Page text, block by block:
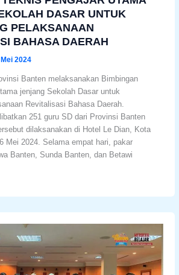
DASAR UNTUK
PELAKSANAAN
BAHASA DAERAH
2024
Banten melaksanakan Bimbingan
jenjang Sekolah Dasar untuk
Revitalisasi Bahasa Daerah.
251 guru SD dari Provinsi Banten
dilaksanakan di Hotel Le Dian, Kota
Mei 2024. Selama empat hari, pakar
Banten, Sunda Banten, dan Betawi